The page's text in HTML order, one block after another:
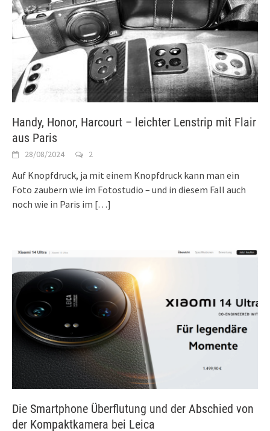
Handy, Honor, Harcourt – leichter Lenstrip mit Flair
aus Paris
28/08/2024 2
Auf Knopfdruck, ja mit einem Knopfdruck kann man ein
Foto zaubern wie im Fotostudio – und in diesem Fall auch
noch wie in Paris im […]
Die Smartphone Überflutung und der Abschied von
der Kompaktkamera bei Leica